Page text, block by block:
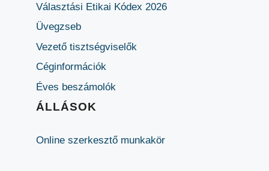
Választási Etikai Kódex 2026
Üvegzseb
Vezető tisztségviselők
Céginformációk
Éves beszámolók
ÁLLÁSOK
Online szerkesztő munkakör